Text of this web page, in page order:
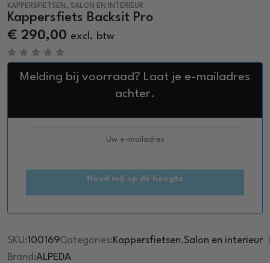
KAPPERSFIETSEN , SALON EN INTERIEUR
Kappersfiets Backsit Pro
€ 290,00 excl. btw
R
Melding bij voorraad? Laat je e-mailadres
achter.
Houd mij op de hoogte
SKU:100169Categories:Kappersfietsen,Salon en interieur
Brand:ALPEDA